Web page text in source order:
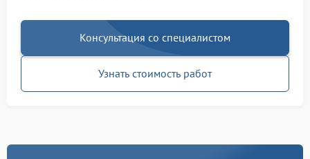
Консультация со специалистом
Узнать стоимость работ